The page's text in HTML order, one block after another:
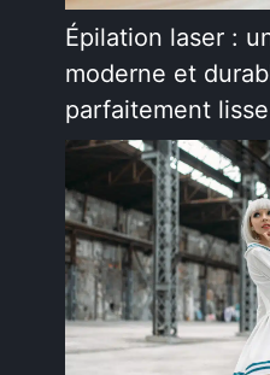
Épilation laser :
moderne et
parfaitement lisse